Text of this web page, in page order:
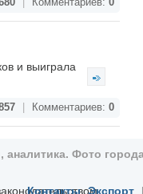
Комментариев: 0
и выиграла
Комментариев: 0
Фото
Контакты Экспорт